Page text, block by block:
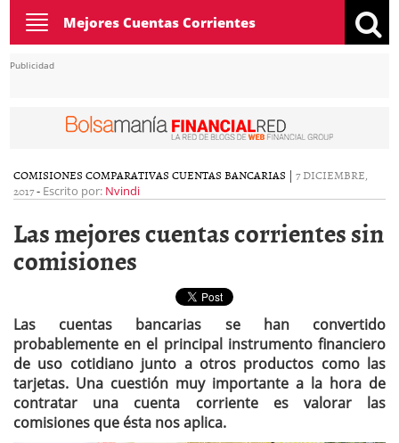
Toggle
navigation
Mejores Cuentas Corrientes
Publicidad
COMISIONES COMPARATIVAS CUENTAS BANCARIAS | 7 DICIEMBRE,
2017- Escrito por: Nvindi
Las mejores cuentas corrientes sin
comisiones
Las cuentas bancarias se han convertido
probablemente en el principal instrumento financiero
de uso cotidiano junto a otros productos como las
tarjetas. Una cuestión muy importante a la hora de
contratar una cuenta corriente es valorar las
comisiones que ésta nos aplica.